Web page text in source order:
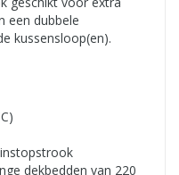
een dubbele
kussensloop(en).
dekbedden van 220